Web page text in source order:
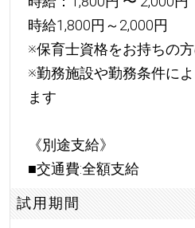
時給1,800円～2,000円
※保育士資格をお持ちの
※勤務施設や勤務条件に
ます
《別途支給》
■交通費:全額支給
試用期間